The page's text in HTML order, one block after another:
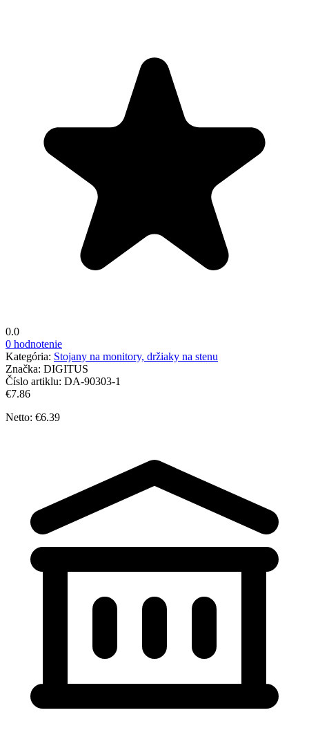
0.0
0 hodnotenie
Kategória: Stojany na monitory, držiaky na stenu
Značka: DIGITUS
Číslo artiklu: DA-90303-1
€7.86
Netto: €6.39